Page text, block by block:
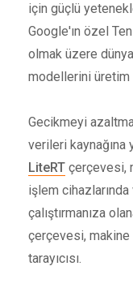
için güçlü
Google'ın özel
olmak üzere
modellerini üretim
Gecikmeyi
verileri kaynağına
LiteRT çerçevesi,
işlem
çalıştırmanıza
çerçevesi, makine
tarayıcısı.